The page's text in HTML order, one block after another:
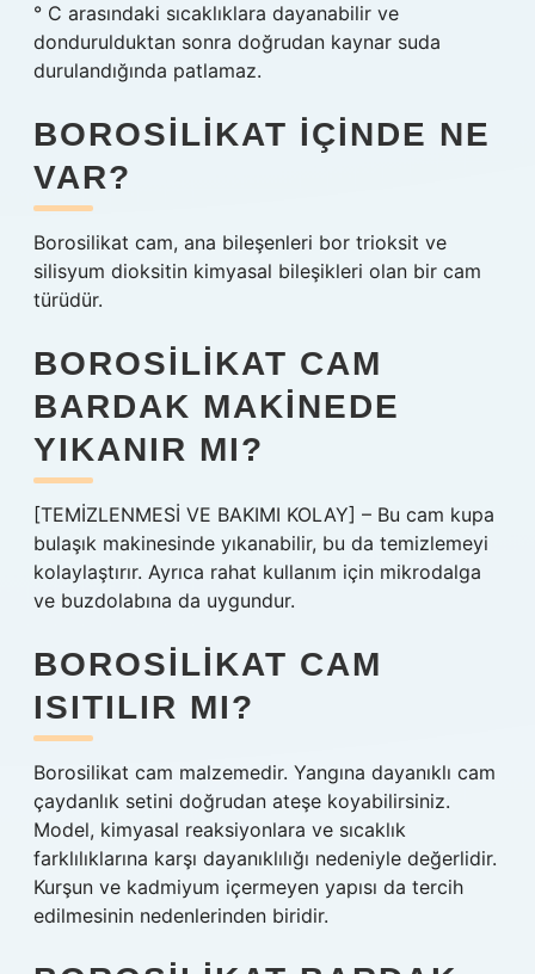
° C arasındaki sıcaklıklara dayanabilir ve
dondurulduktan sonra doğrudan kaynar suda
durulandığında patlamaz.
BOROSILIKAT IÇINDE NE
VAR?
Borosilikat cam, ana bileşenleri bor trioksit ve
silisyum dioksitin kimyasal bileşikleri olan bir cam
türüdür.
BOROSILIKAT CAM
BARDAK MAKINEDE
YIKANIR MI?
[TEMİZLENMESİ VE BAKIMI KOLAY] – Bu cam kupa
bulaşık makinesinde yıkanabilir, bu da temizlemeyi
kolaylaştırır. Ayrıca rahat kullanım için mikrodalga
ve buzdolabına da uygundur.
BOROSILIKAT CAM
ISITILIR MI?
Borosilikat cam malzemedir. Yangına dayanıklı cam
çaydanlık setini doğrudan ateşe koyabilirsiniz.
Model, kimyasal reaksiyonlara ve sıcaklık
farklılıklarına karşı dayanıklılığı nedeniyle değerlidir.
Kurşun ve kadmiyum içermeyen yapısı da tercih
edilmesinin nedenlerinden biridir.